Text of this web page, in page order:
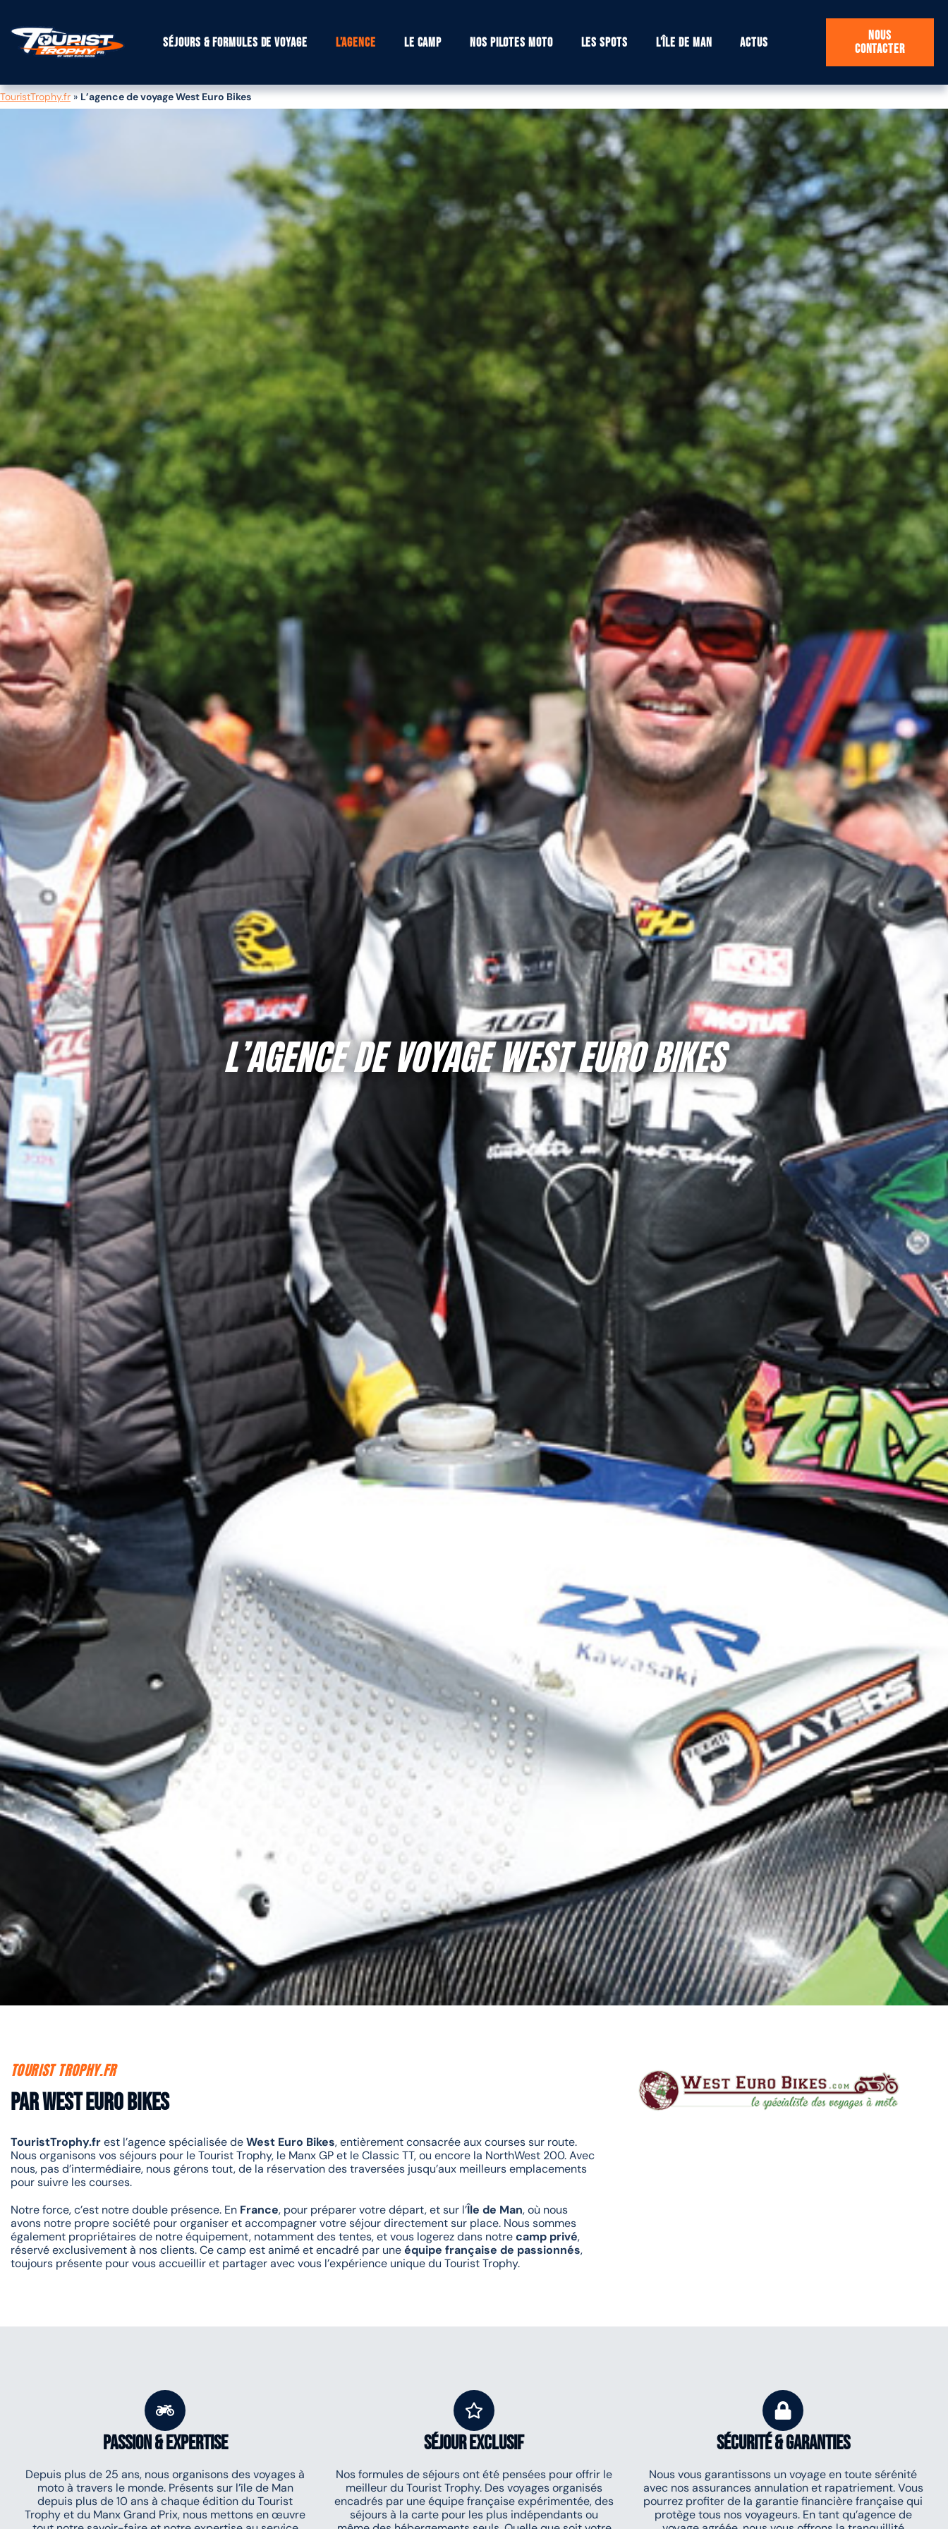
Séjours & formules de voyage L’agence Le camp Nos pilotes moto Les spots L’île de Man Actus
Nous
contacter
TouristTrophy.fr»L’agence de voyage West Euro Bikes
L’AGENCE DE VOYAGE WEST EURO BIKES
TOURIST TROPHY.FR
Par West euro bikes
TouristTrophy.frest l’agence spécialisée deWest Euro Bikes, entièrement consacrée aux courses sur route.
Nous organisons vos séjours pour le Tourist Trophy, le Manx GP et le Classic TT, ou encore la NorthWest 200. Avec
nous, pas d’intermédiaire, nous gérons tout, de la réservation des traversées jusqu’aux meilleurs emplacements
pour suivre les courses.
Notre force, c’est notre double présence. En France, pour préparer votre départ, et sur l’Île de Man, où nous
avons notre propre société pour organiser et accompagner votre séjour directement sur place. Nous sommes
également propriétaires de notre équipement, notamment des tentes, et vous logerez dans notrecamp privé,
réservé exclusivement à nos clients. Ce camp est animé et encadré par uneéquipe française de passionnés,
toujours présente pour vous accueillir et partager avec vous l’expérience unique du Tourist Trophy.
Passion & Expertise
Depuis plus de 25 ans, nous organisons des voyages à
moto à travers le monde. Présents sur l’île de Man
depuis plus de 10 ans à chaque édition du Tourist
Trophy et du Manx Grand Prix, nous mettons en œuvre
séjour exclusif
Nos formules de séjours ont été pensées pour offrir le
meilleur du Tourist Trophy. Des voyages organisés
encadrés par une équipe française expérimentée, des
séjours à la carte pour les plus indépendants ou
Sécurité & Garanties
Nous vous garantissons un voyage en toute sérénité
avec nos assurances annulation et rapatriement. Vous
pourrez profiter de la garantie financière française qui
protège tous nos voyageurs. En tant qu’agence de